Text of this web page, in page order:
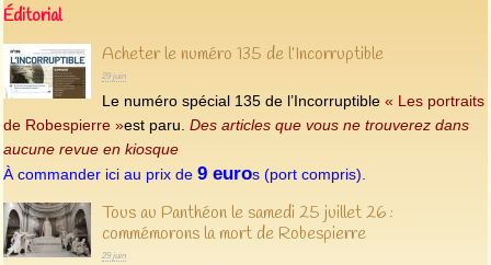
Éditorial
Acheter le numéro 135 de l’Incorruptible
29 juin
Le numéro spécial 135 de l’Incorruptible « Les portraits
de Robespierre »est paru. Des articles que vous ne trouverez dans
aucune revue en kiosque
À commander ici au prix de 9 euros (port compris).
Tous au Panthéon le samedi 25 juillet 26 :
commémorons la mort de Robespierre
29 juin